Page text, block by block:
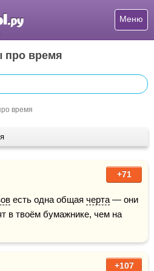
Меню
время
время
+71
есть одна общая черта — они
в твоём бумажнике, чем на
+107